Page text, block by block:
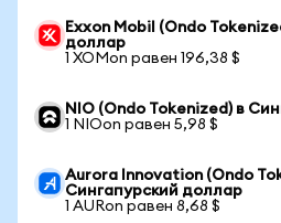
Exxon Mobil (Ondo
доллар
1 XOMon равен 196,38 $
NIO (Ondo Tokenized) в
1 NIOon равен 5,98 $
Aurora Innovation (Ondo
Сингапурский доллар
1 AURon равен 8,68 $